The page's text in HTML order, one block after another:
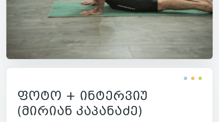
ფოტო + ინტერვიუ
(მირიან კაპანაძე)